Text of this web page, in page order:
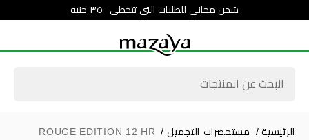
شحن مجاني للطلبات التي تتخطى ٣٥٠٠ جنيه
الرئيسية / مستحضرات التجميل /
ROUGE EDITION 12 HR